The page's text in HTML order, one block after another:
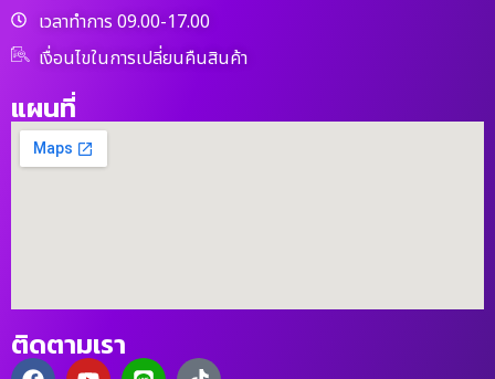
เวลาทำการ 09.00-17.00
เงื่อนไขในการเปลี่ยนคืนสินค้า
แผนที่
ติดตามเรา